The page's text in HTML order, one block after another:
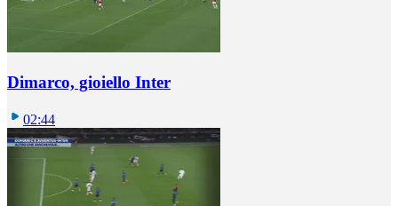
Dimarco, gioiello Inter
02:44